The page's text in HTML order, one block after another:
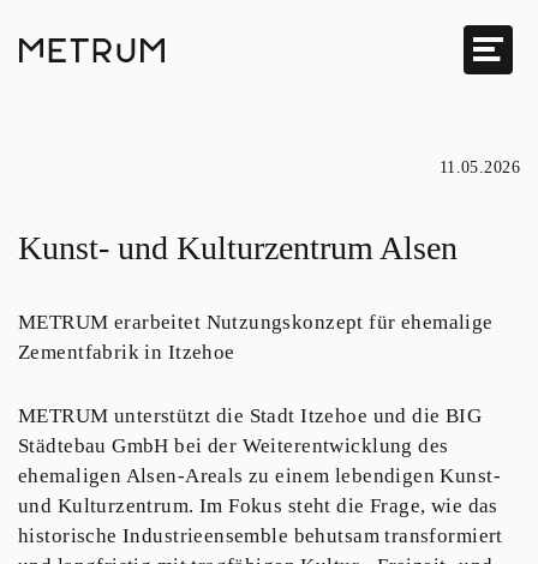
11.05.2026
Kunst- und Kulturzentrum Alsen
METRUM erarbeitet Nutzungskonzept für ehemalige
Zementfabrik in Itzehoe
METRUM unterstützt die Stadt Itzehoe und die BIG
Städtebau GmbH bei der Weiterentwicklung des
ehemaligen Alsen-Areals zu einem lebendigen Kunst-
und Kulturzentrum. Im Fokus steht die Frage, wie das
historische Industrieensemble behutsam transformiert